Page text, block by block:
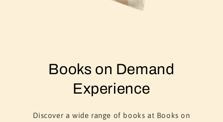
Books on Demand
Experience
Discover a wide range of books at Books on